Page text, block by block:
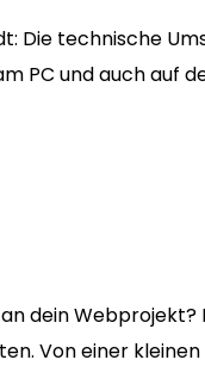
Die technische
PC und auch auf
dein
Von einer